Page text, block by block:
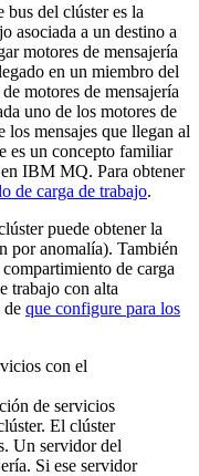
del clúster es la
asociada a un destino a
motores de mensajería
en un miembro del
motores de mensajería
uno de los motores de
los mensajes que llegan al
es un concepto familiar
IBM MQ. Para obtener
de carga de trabajo.
puede obtener la
por anomalía). También
de carga
trabajo con alta
de que configure para los
con el